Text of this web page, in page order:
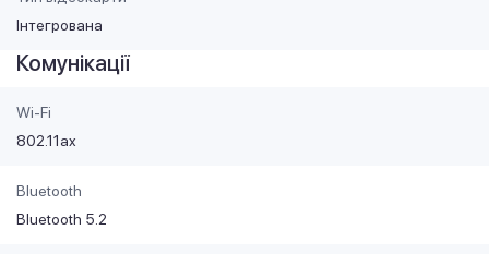
Інтегрована
Комунікації
Wi-Fi
802.11ax
Bluetooth
Bluetooth 5.2